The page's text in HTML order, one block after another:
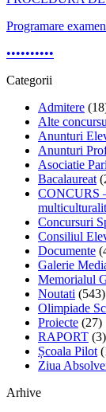
Programare
••••••••••
Categorii
Admitere
Alte
Anunturi
Anunturi
Asociatie
Bacalaureat
CONCURS
Concursuri
Consiliul
Documente
Galerie
Memorialul
Noutati (543)
Olimpiade
Proiecte (27)
RAPORT (3)
Școala Pilot
Ziua
Arhive